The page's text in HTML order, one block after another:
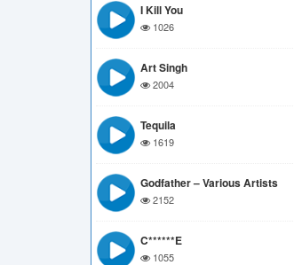
I Kill You
1026
Art Singh
2004
Tequila
1619
Godfather – Various Artists
2152
C******e
1055